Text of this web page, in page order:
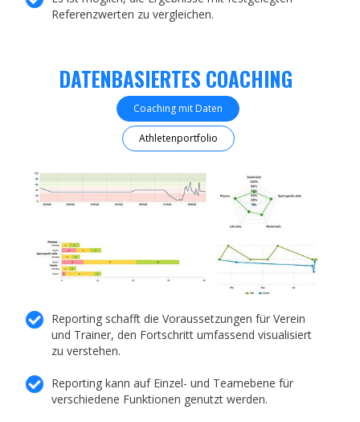
Referenzwerten zu vergleichen.
DATENBASIERTES COACHING
Coaching mit Daten
Athletenportfolio
Reporting schafft die Voraussetzungen für Verein
und Trainer, den Fortschritt umfassend visualisiert
zu verstehen.
Reporting kann auf Einzel- und Teamebene für
verschiedene Funktionen genutzt werden.